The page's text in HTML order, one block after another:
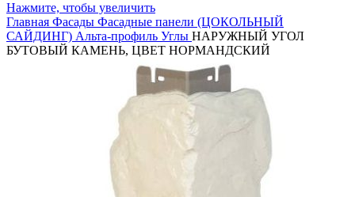
Нажмите, чтобы увеличить
Главная Фасады Фасадные панели (ЦОКОЛЬНЫЙ
САЙДИНГ) Альта-профиль Углы НАРУЖНЫЙ УГОЛ
БУТОВЫЙ КАМЕНЬ, ЦВЕТ НОРМАНДСКИЙ